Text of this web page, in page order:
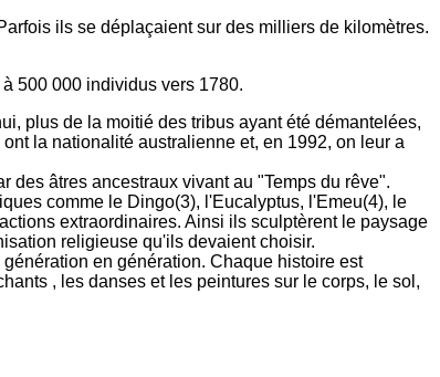
ils se déplaçaient sur des milliers de kilomètres.
500 000 individus vers 1780.
plus de la moitié des tribus ayant été démantelées,
la nationalité australienne et, en 1992, on leur a
des âtres ancestraux vivant au "Temps du rêve".
comme le Dingo(3), l'Eucalyptus, l'Emeu(4), le
extraordinaires. Ainsi ils sculptèrent le paysage
religieuse qu'ils devaient choisir.
en génération. Chaque histoire est
, les danses et les peintures sur le corps, le sol,